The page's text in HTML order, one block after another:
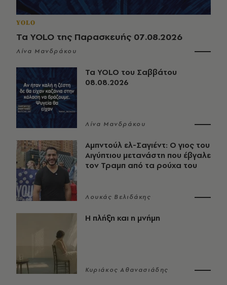
YOLO
Τα YOLO της Παρασκευής 07.08.2026
Λίνα Μανδράκου
Τα YOLO του Σαββάτου
08.08.2026
Λίνα Μανδράκου
Αμπντούλ ελ-Σαγιέντ: Ο γιος του
Αιγύπτιου μετανάστη που έβγαλε
τον Τραμπ από τα ρούχα του
Λουκάς Βελιδάκης
Η πλήξη και η μνήμη
Κυριάκος Αθανασιάδης